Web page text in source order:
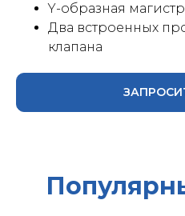
Y-образная
Два встроенных
клапана